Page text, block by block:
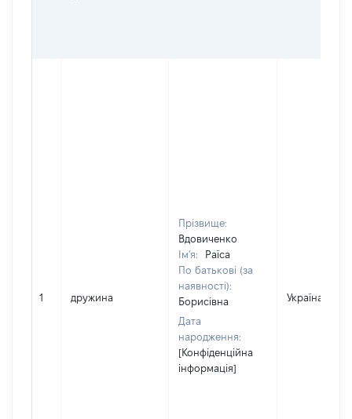
1 дружина
Прізвище:
Вдовиченко
Ім'я:
Раїса
По батькові (за
наявності):
Борисівна
Дата
народження:
[Конфіденційна
інформація]
Україна